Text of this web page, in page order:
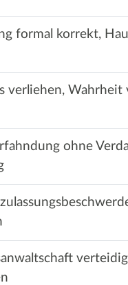
formal korrekt,
verliehen,
ohne